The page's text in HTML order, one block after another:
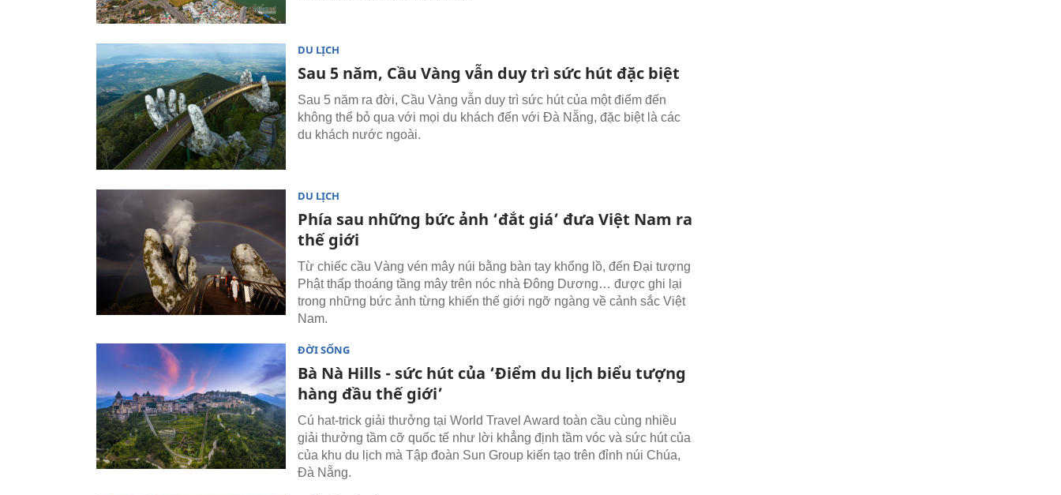
DU LỊCH
Sau 5 năm, Cầu Vàng vẫn duy trì sức hút đặc biệt
Sau 5 năm ra đời, Cầu Vàng vẫn duy trì sức hút của một điểm đến
không thể bỏ qua với mọi du khách đến với Đà Nẵng, đặc biệt là các
du khách nước ngoài.
DU LỊCH
Phía sau những bức ảnh ‘đắt giá’ đưa Việt Nam ra
thế giới
Từ chiếc cầu Vàng vén mây núi bằng bàn tay khổng lồ, đến Đại tượng
Phật thấp thoáng tầng mây trên nóc nhà Đông Dương… được ghi lại
trong những bức ảnh từng khiến thế giới ngỡ ngàng về cảnh sắc Việt
Nam.
ĐỜI SỐNG
Bà Nà Hills - sức hút của ‘Điểm du lịch biểu tượng
hàng đầu thế giới’
Cú hat-trick giải thưởng tại World Travel Award toàn cầu cùng nhiều
giải thưởng tầm cỡ quốc tế như lời khẳng định tầm vóc và sức hút của
của khu du lịch mà Tập đoàn Sun Group kiến tạo trên đỉnh núi Chúa,
Đà Nẵng.